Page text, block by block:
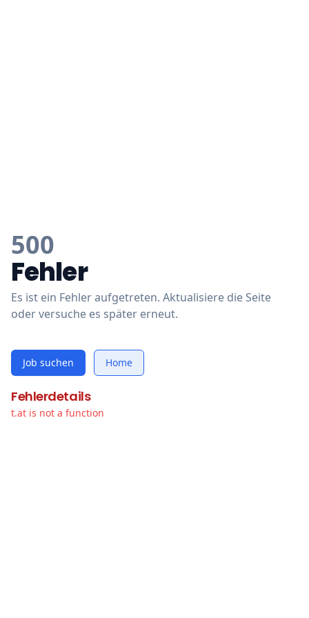
500
Fehler
Es ist ein Fehler aufgetreten. Aktualisiere die Seite
oder versuche es später erneut.
Job suchen Home
Fehlerdetails
t.at is not a function